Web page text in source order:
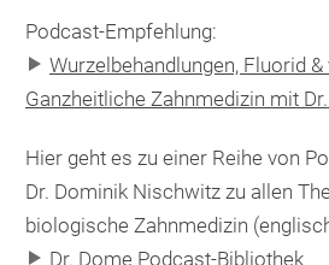
Podcast-Empfehlung:
 Wurzelbehandlungen, Fluorid
Ganzheitliche Zahnmedizin mit
Hier geht es zu einer Reihe von
Dr. Dominik Nischwitz zu allen
biologische Zahnmedizin
 Dr. Dome Podcast-Bibliothek